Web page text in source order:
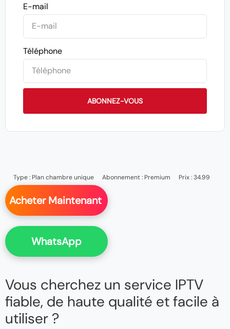
E-mail
Téléphone
ABONNEZ-VOUS
Type : Plan chambre unique Abonnement : Premium Prix : 34.99
Acheter Maintenant
WhatsApp
Vous cherchez un service IPTV
fiable, de haute qualité et facile à
utiliser ?